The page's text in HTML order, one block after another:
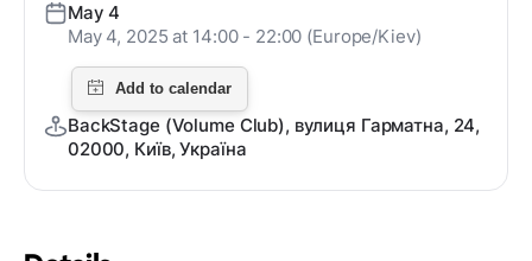
May 4
May 4, 2025 at 14:00 - 22:00 (Europe/Kiev)
BackStage (Volume Club), вулиця Гарматна, 24,
02000, Київ, Україна